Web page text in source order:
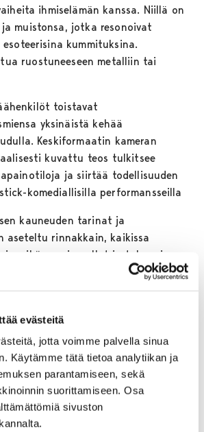
evästeitä
jotta voimme palvella sinua
Käytämme tätä tietoa analytiikan ja
parantamiseen, sekä
suorittamiseen. Osa
sivuston
ihmiselämän kanssa. Niillä on
muistonsa, jotka resonoivat
kummituksina.
ruostuneeseen metalliin tai
toistavat
yksinäistä kehää
Keskiformaatin kameran
kuvattu teos tulkitsee
ja siirtää todellisuuden
komediallisilla performansseilla
kauneuden tarinat ja
aseteltu rinnakkain, kaikissa
mikä on aina ollut ja tulee aina
aineksen mekanismit raksuttavat
niiden yksittäisistä äänistä koostuu
hetkeä odotellessaan voi vain
olla ja nauraa.
Abstract Course in Contemporary
osa. Projekti alkoi Heikkisen
epävakaa menneisyys uudelleen
valokuviaan palasiksi ja